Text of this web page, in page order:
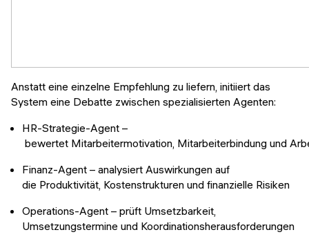
Anstatt eine einzelne Empfehlung zu liefern, initiiert das
System eine Debatte zwischen spezialisierten Agenten:
HR-Strategie-Agent –
bewertet Mitarbeitermotivation, Mitarbeiterbindung und
Finanz-Agent – analysiert Auswirkungen auf
die Produktivität, Kostenstrukturen und finanzielle Risiken
Operations-Agent – prüft Umsetzbarkeit,
Umsetzungstermine und Koordinationsherausforderungen